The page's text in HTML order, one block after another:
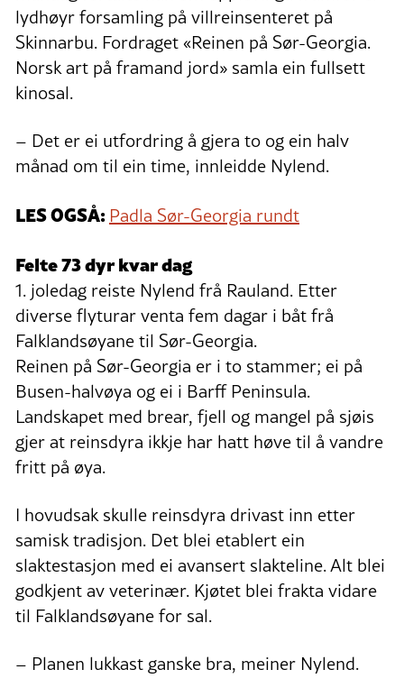
lydhøyr forsamling på villreinsenteret på
Skinnarbu. Fordraget «Reinen på Sør-Georgia.
Norsk art på framand jord» samla ein fullsett
kinosal.
– Det er ei utfordring å gjera to og ein halv
månad om til ein time, innleidde Nylend.
LES OGSÅ: Padla Sør-Georgia rundt
Felte 73 dyr kvar dag
1. joledag reiste Nylend frå Rauland. Etter
diverse flyturar venta fem dagar i båt frå
Falklandsøyane til Sør-Georgia.
Reinen på Sør-Georgia er i to stammer; ei på
Busen-halvøya og ei i Barff Peninsula.
Landskapet med brear, fjell og mangel på sjøis
gjer at reinsdyra ikkje har hatt høve til å vandre
fritt på øya.
I hovudsak skulle reinsdyra drivast inn etter
samisk tradisjon. Det blei etablert ein
slaktestasjon med ei avansert slakteline. Alt blei
godkjent av veterinær. Kjøtet blei frakta vidare
til Falklandsøyane for sal.
– Planen lukkast ganske bra, meiner Nylend.